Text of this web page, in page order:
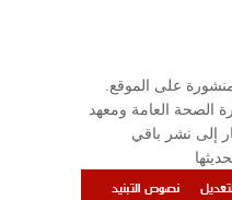
الصحة العامة ومعهد
إلى نشر باقي
نصوص التبنيد